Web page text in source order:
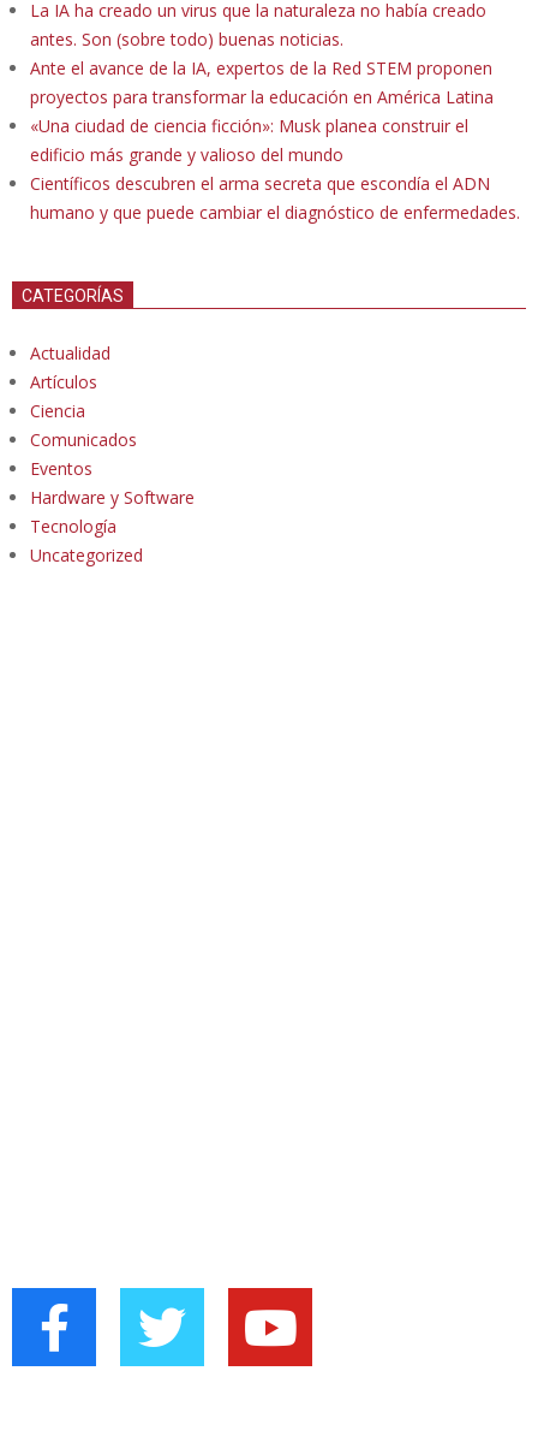
La IA ha creado un virus que la naturaleza no había creado
antes. Son (sobre todo) buenas noticias.
Ante el avance de la IA, expertos de la Red STEM proponen
proyectos para transformar la educación en América Latina
«Una ciudad de ciencia ficción»: Musk planea construir el
edificio más grande y valioso del mundo
Científicos descubren el arma secreta que escondía el ADN
humano y que puede cambiar el diagnóstico de enfermedades.
CATEGORÍAS
Actualidad
Artículos
Ciencia
Comunicados
Eventos
Hardware y Software
Tecnología
Uncategorized